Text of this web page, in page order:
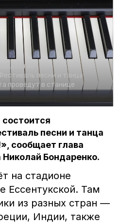
Общество
песни и танца
проведут в станице
состоится
песни и танца
сообщает глава
Николай Бондаренко.
на стадионе
Ессентукской. Там
из разных стран —
Индии, также